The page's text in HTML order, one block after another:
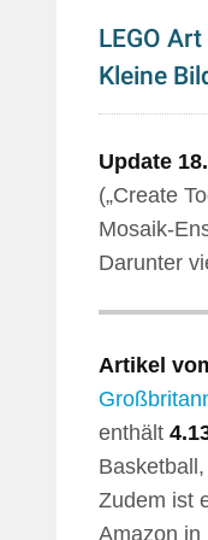
LEGO
Kleine
Update
(„Create
Mosaik-
Darunter
Artikel
enthält
Zudem ist
Amazon in